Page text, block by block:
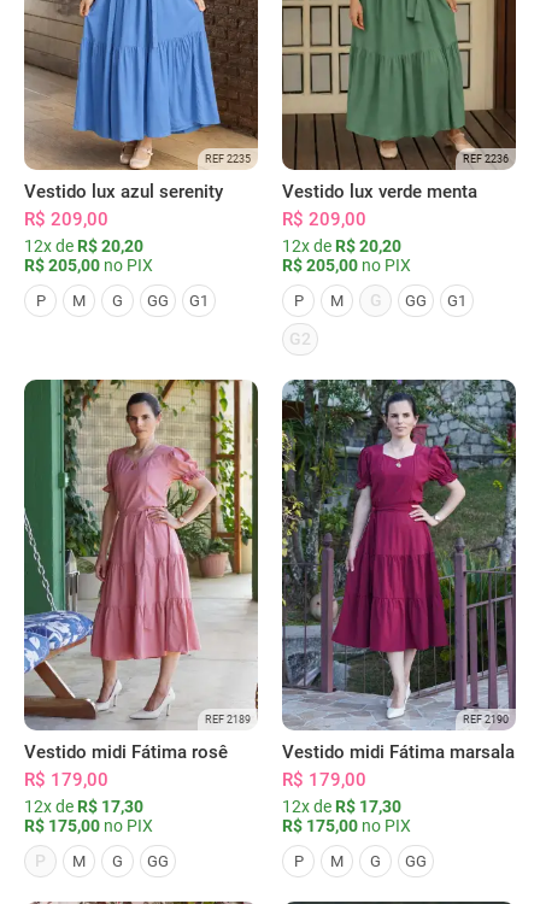
REF 2235
Vestido lux azul serenity
R$ 209,00
12x de R$ 20,20
R$ 205,00 no PIX
P M G GG G1
REF 2236
Vestido lux verde menta
R$ 209,00
12x de R$ 20,20
R$ 205,00 no PIX
P M G GG G1
G2
REF 2189
Vestido midi Fátima rosê
R$ 179,00
12x de R$ 17,30
R$ 175,00 no PIX
P
M G GG
REF 2190
Vestido midi Fátima marsala
R$ 179,00
12x de R$ 17,30
R$ 175,00 no PIX
P M G GG